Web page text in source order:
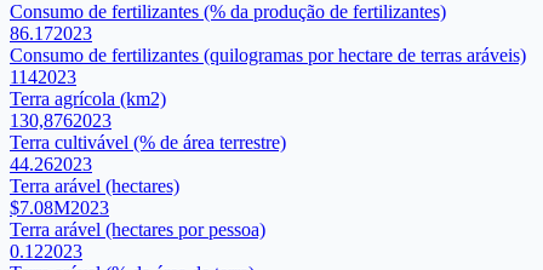
Consumo de fertilizantes (% da produção de fertilizantes)
86.172023
Consumo de fertilizantes (quilogramas por hectare de terras aráveis)
1142023
Terra agrícola (km2)
130,8762023
Terra cultivável (% de área terrestre)
44.262023
Terra arável (hectares)
$7.08M2023
Terra arável (hectares por pessoa)
0.122023